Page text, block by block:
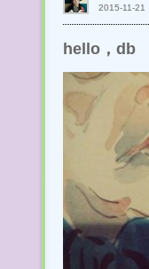
hello，db
2015-11-21